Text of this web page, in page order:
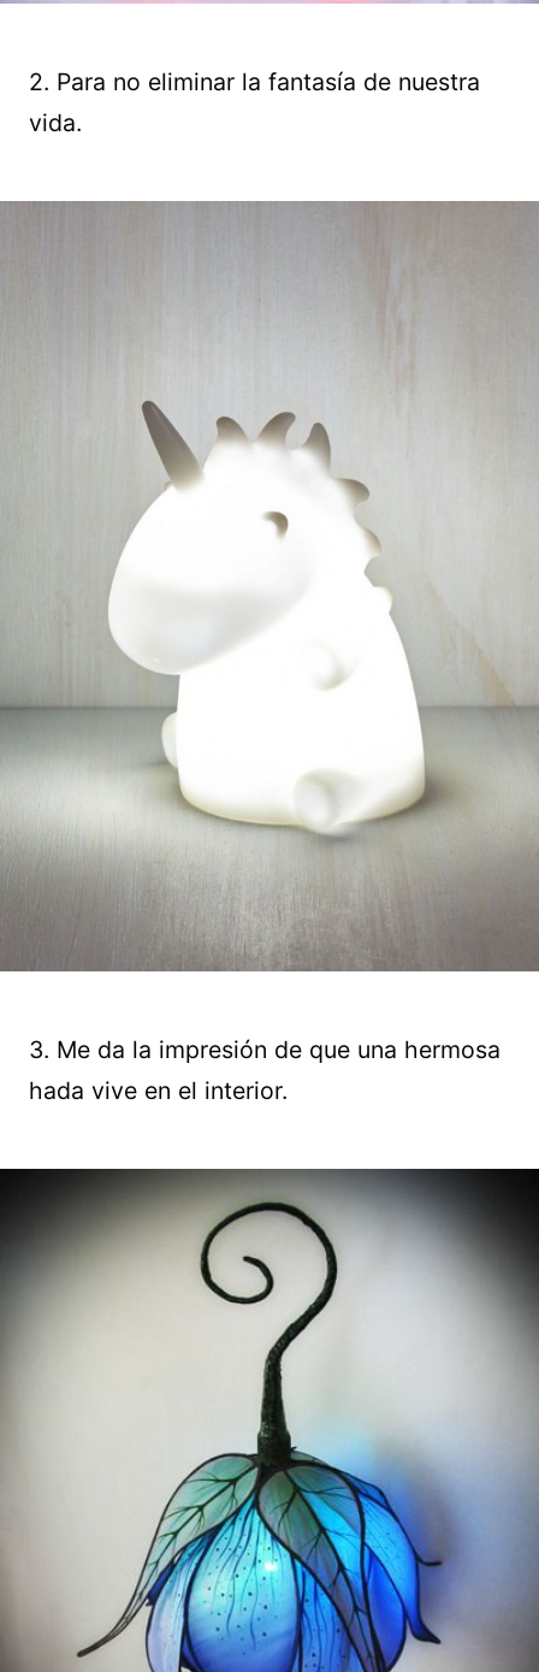
2. Para no eliminar la fantasía de nuestra
vida.
3. Me da la impresión de que una hermosa
hada vive en el interior.